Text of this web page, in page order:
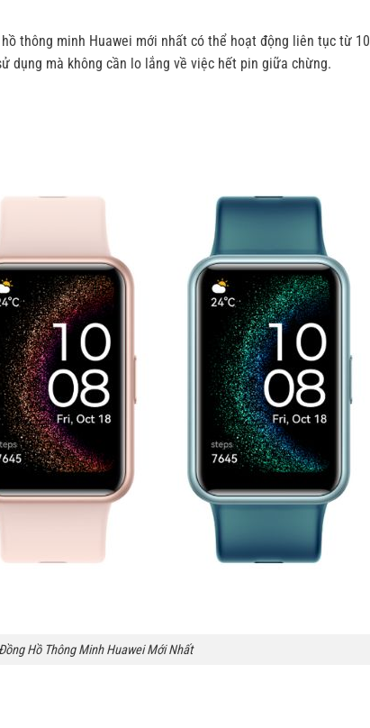
thông minh Huawei mới nhất có thể hoạt động liên tục từ
dụng mà không cần lo lắng về việc hết pin giữa chừng.
Hồ Thông Minh Huawei Mới Nhất